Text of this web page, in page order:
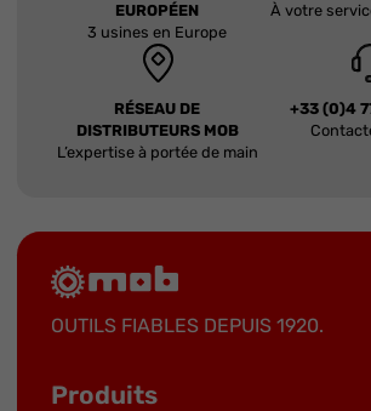
EUROPÉEN
3 usines en Europe
À votre
RÉSEAU DE
DISTRIBUTEURS MOB
L’expertise à portée de main
+33 (0)4
OUTILS FIABLES DEPUIS 1920.
Produits